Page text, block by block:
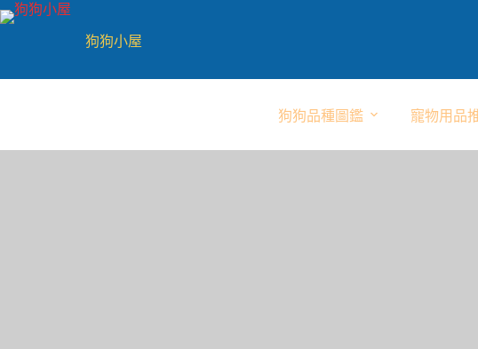
跳
狗狗小屋
狗狗品種圖鑑 寵物用品